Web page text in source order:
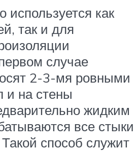
используется как
так и для
случае
2-3-мя ровными
и на стены
жидким
все стыки
способ служит